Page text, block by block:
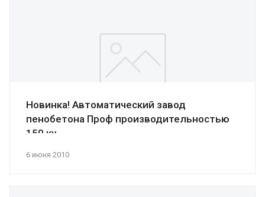
Новинка! Автоматический завод
пенобетона Проф производительностью
150 ку...
6 июня 2010